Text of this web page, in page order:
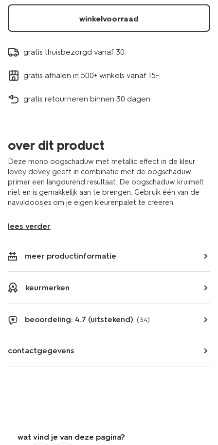
dovey-
winkelvoorraad
gratis thuisbezorgd vanaf 30.-
gratis afhalen in 500+ winkels vanaf 15.-
gratis retourneren binnen 30 dagen
over dit product
Deze mono oogschaduw met metallic effect in de kleur
lovey dovey geeft in combinatie met de oogschaduw
primer een langdurend resultaat. De oogschaduw kruimelt
niet en is gemakkelijk aan te brengen. Gebruik één van de
navuldoosjes om je eigen kleurenpalet te creëren.
lees verder
meer productinformatie
keurmerken
beoordeling: 4.7 (uitstekend) (34)
contactgegevens
wat vind je van deze pagina?